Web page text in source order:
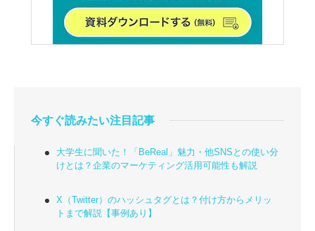
今すぐ読みたい注目記事
大学生に聞いた！「BeReal」魅力・他SNSとの使い分
けとは？企業のマーケティング活用可能性も解説
X（Twitter）のハッシュタグとは？付け方からメリッ
トまで解説【事例あり】